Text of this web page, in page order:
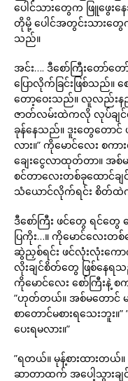
ပေါင်သားတွေက ဖြူဖွေ
တိုမို့ ပေါင်အတွင်းသား
သည်။
အင်း…. ဒီစော်ကြီးတော်
ပြောလိုက်ခြင်းဖြစ်သည်။
တော့ဝေးသည်။ လူလည်းနည်
ဇာတ်လမ်းထဲကလို လုပ်ချ
ခုန်နေသည်။ ဒူးတွေတော
လား။” ကိုမောင်လေး စ
ချေးငွေလာထုတ်တာ။ အ
စင်တာလေးတစ်ခုထောင်ချ
သံယောင်လိုက်ရင်း စိတ်ထဲ
ဒီစော်ကြီး ဖင်တွေ ရင်တွ
ပြကိုး…။ ကိုမောင်လေးတ
ဆွဲညှစ်ရင်း ဖင်လုံးလုံးကေ
လိုးချင်စိတ်တွေ ဖြစ်နေ
ကိုမောင်လေး စော်ကြီးနဲ့ စ
”ဟုတ်တယ်။ အစ်မတောင်
စာတောင်မစားရသေးဘူး
ပေးရမလား။”
”ရတယ်။ မုန့်စားထားတ
ဆာတာထက် အပေါ့သွားချ